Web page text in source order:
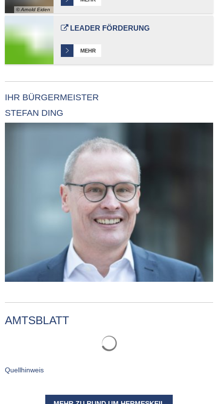
© Arnold Eiden
LEADER FÖRDERUNG
MEHR
IHR BÜRGERMEISTER
STEFAN DING
AMTSBLATT
Quellhinweis